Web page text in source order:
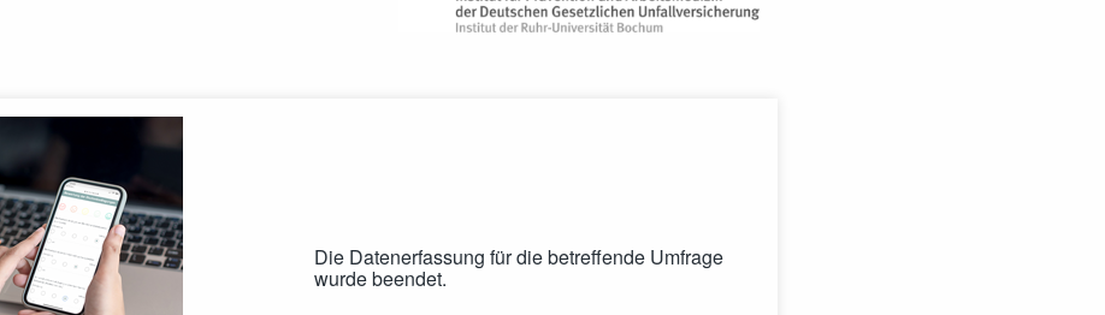
Die Datenerfassung für die betreffende Umfrage
wurde beendet.